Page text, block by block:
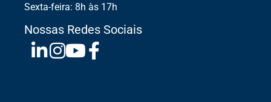
Sexta-feira: 8h às 17h
Nossas Redes Sociais